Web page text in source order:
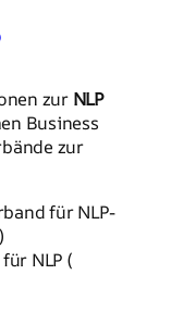
zur NLP
Business
zur
für NLP-
NLP (